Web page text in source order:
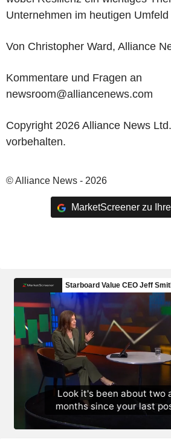
Unternehmen im heutigen
Von Christopher Ward, Alliance
Kommentare und Fragen an
newsroom@alliancenews.com
Copyright 2026 Alliance News
vorbehalten.
© Alliance News - 2026
MarketScreener zu